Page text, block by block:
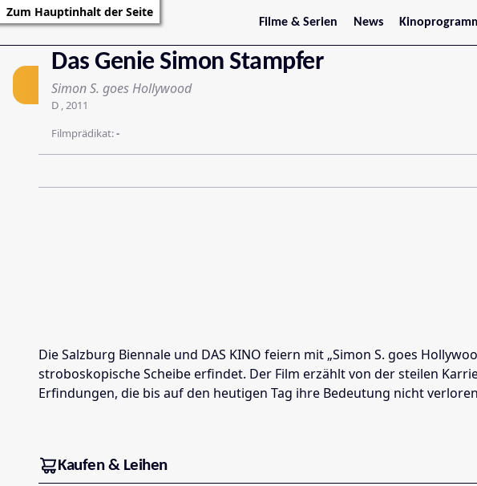
Zum Hauptinhalt der Seite
Filme & Serien
Trailer
Kritiken
Filmarchiv
News
Stars
Jetzt im Kino
Kärnten
Film
Das Genie Simon Stampfer
Simon S. goes Hollywood
D , 2011
Filmprädikat:-
Die Salzburg Biennale und DAS KINO feiern mit „Simon S. goes
stroboskopische Scheibe erfindet. Der Film erzählt von der steilen
Erfindungen, die bis auf den heutigen Tag ihre Bedeutung nicht
Kaufen & Leihen